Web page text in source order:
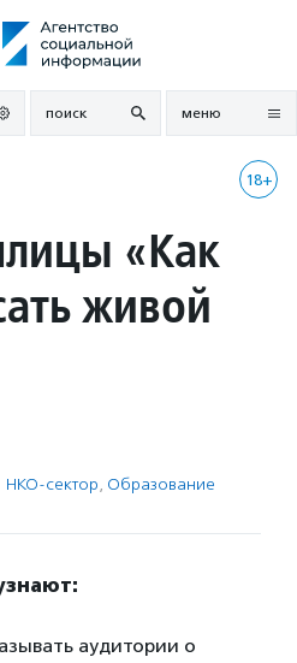
поиск меню
18+
«Как
живой
НКО-сектор, Образование
аудитории о